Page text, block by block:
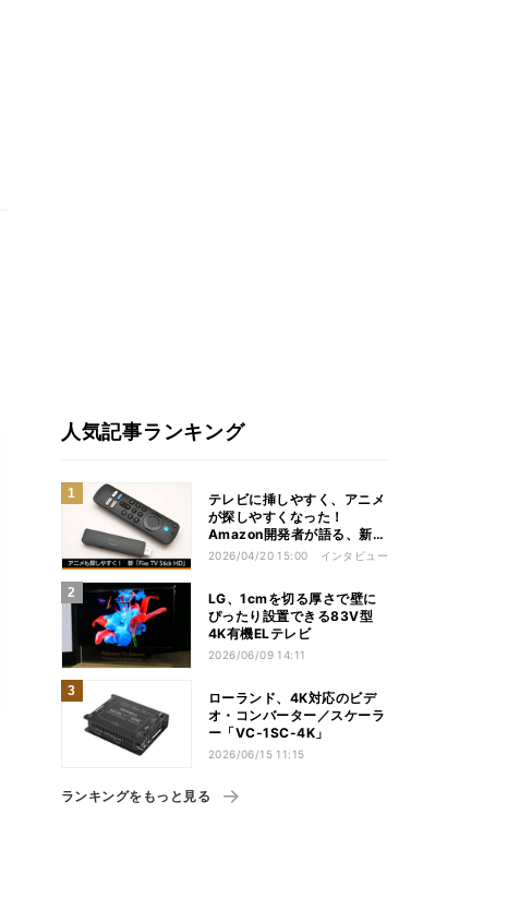
人気記事ランキング
テレビに挿しやすく、アニメ
が探しやすくなった！
Amazon開発者が語る、新
「Fire TV Stick HD」の工
2026/04/20 15:00 インタビュー
LG、1cmを切る厚さで壁に
ぴったり設置できる83V型
4K有機ELテレビ
2026/06/09 14:11
ローランド、4K対応のビデ
オ・コンバーター／スケーラ
ー「VC-1SC-4K」
2026/06/15 11:15
ランキングをもっと見る